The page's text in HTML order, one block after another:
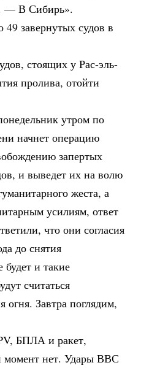
— В Сибирь».
завернутых судов в
стоящих у Рас-эль-
пролива, отойти
утром по
начнет операцию
запертых
и выведет их на волю
жеста, а
усилиям, ответ
что они согласия
до снятия
и такие
считаться
Завтра поглядим,
БПЛА и ракет,
момент нет. Удары ВВС